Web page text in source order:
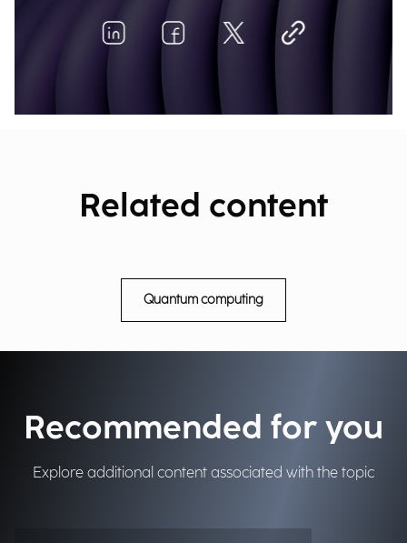
Related content
Quantum computing
Recommended for you
Explore additional content associated with the topic